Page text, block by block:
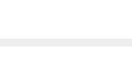
deforestación descontrolada,